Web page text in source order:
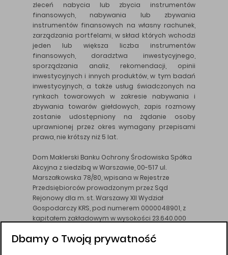
zleceń nabycia lub zbycia instrumentów
finansowych, nabywania lub zbywania
instrumentów finansowych na własny rachunek,
zarządzania portfelami, w skład których wchodzi
jeden lub większa liczba instrumentów
finansowych, doradztwa inwestycyjnego,
sporządzania analiz, rekomendacji, opinii
inwestycyjnych i innych produktów, w tym badań
inwestycyjnych, a także usług świadczonych na
rynkach towarowych w zakresie nabywania i
zbywania towarów giełdowych, zapis rozmowy
zostanie udostępniony na żądanie osoby
uprawnionej przez okres wymagany przepisami
prawa, nie krótszy niż 5 lat.
Dom Maklerski Banku Ochrony Środowiska Spółka
Akcyjna z siedzibą w Warszawie, 00-517 ul.
Marszałkowska 78/80, wpisana w Rejestrze
Przedsiębiorców prowadzonym przez Sąd
Rejonowy dla m. st. Warszawy XII Wydział
Gospodarczy KRS, pod numerem 0000048901, z
kapitałem zakładowym w wysokości 23.640.000
DM BOŚ działa na podstawie zezwolenia KNF z dnia
Dbamy o Twoją prywatność